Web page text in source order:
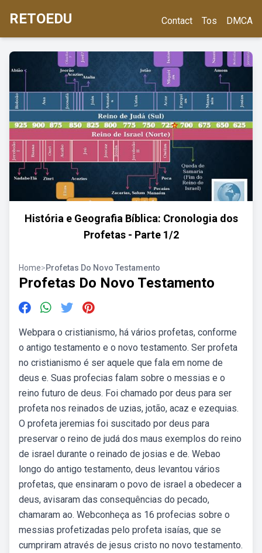
RETOEDU Contact Tos DMCA
História e Geografia Bíblica: Cronologia dos
Profetas - Parte 1/2
Home>Profetas Do Novo Testamento
Profetas Do Novo Testamento
Webpara o cristianismo, há vários profetas, conforme
o antigo testamento e o novo testamento. Ser profeta
no cristianismo é ser aquele que fala em nome de
deus e. Suas profecias falam sobre o messias e o
reino futuro de deus. Foi chamado por deus para ser
profeta nos reinados de uzias, jotão, acaz e ezequias.
O profeta jeremias foi suscitado por deus para
preservar o reino de judá dos maus exemplos do reino
de israel durante o reinado de josias e de. Webao
longo do antigo testamento, deus levantou vários
profetas, que ensinaram o povo de israel a obedecer a
deus, avisaram das consequências do pecado,
chamaram ao. Webconheça as 16 profecias sobre o
messias profetizadas pelo profeta isaías, que se
cumpriram através de jesus cristo no novo testamento.